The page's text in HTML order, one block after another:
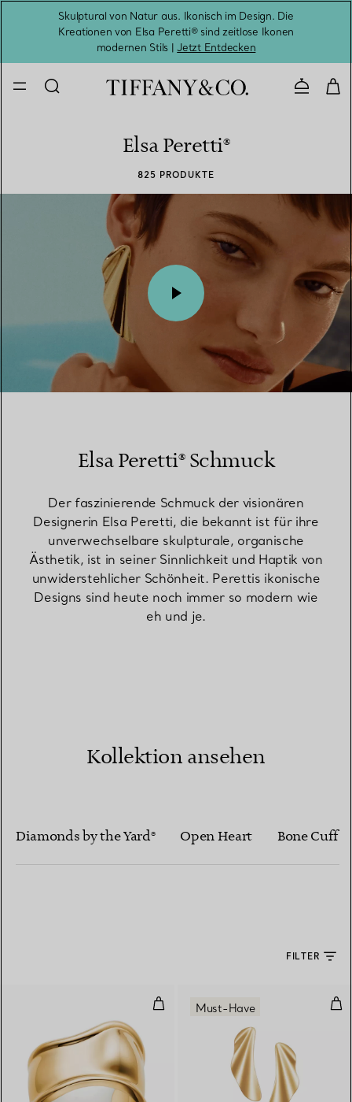
Skulptural von Natur aus. Ikonisch im Design. Die
Kreationen von Elsa Peretti® sind zeitlose Ikonen
modernen Stils |Jetzt Entdecken
Elsa Peretti®
825 PRODUKTE
Elsa Peretti® Schmuck
Der faszinierende Schmuck der visionären
Designerin Elsa Peretti, die bekannt ist für ihre
unverwechselbare skulpturale, organische
Ästhetik, ist in seiner Sinnlichkeit und Haptik von
unwiderstehlicher Schönheit. Perettis ikonische
Designs sind heute noch immer so modern wie
eh und je.
00:09 / 00:15
Kollektion ansehen
Diamonds by the Yard® Open Heart Bone Cuff
FILTER
Kleiner Bone Cuff in Gelbgold,
Must-Have